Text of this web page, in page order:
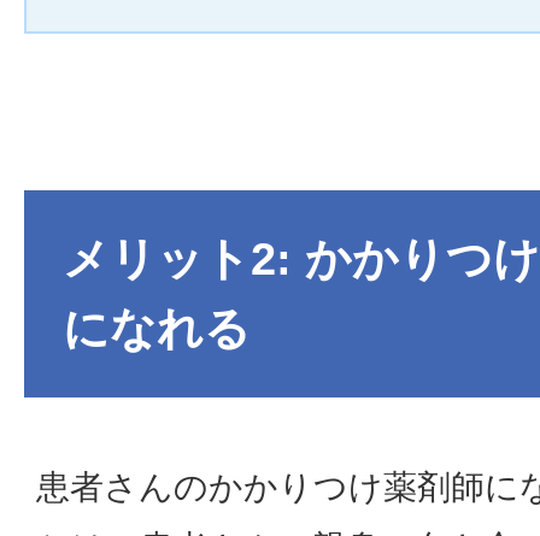
メリット2: かかりつ
になれる
患者さんのかかりつけ薬剤師に